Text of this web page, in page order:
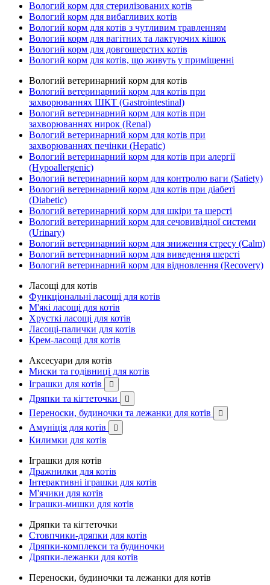
Вологий корм для стерилізованих котів
Вологий корм для вибагливих котів
Вологий корм для котів з чутливим травленням
Вологий корм для вагітних та лактуючих кішок
Вологий корм для довгошерстих котів
Вологий корм для котів, що живуть у приміщенні
Вологий ветеринарний корм для котів
Вологий ветеринарний корм для котів при
захворюваннях ШКТ (Gastrointestinal)
Вологий ветеринарний корм для котів при
захворюваннях нирок (Renal)
Вологий ветеринарний корм для котів при
захворюваннях печінки (Hepatic)
Вологий ветеринарний корм для котів при алергії
(Hypoallergenic)
Вологий ветеринарний корм для контролю ваги (Satiety)
Вологий ветеринарний корм для котів при діабеті
(Diabetic)
Вологий ветеринарний корм для шкіри та шерсті
Вологий ветеринарний корм для сечовивідної системи
(Urinary)
Вологий ветеринарний корм для зниження стресу (Calm)
Вологий ветеринарний корм для виведення шерсті
Вологий ветеринарний корм для відновлення (Recovery)
Ласощі для котів
Функціональні ласощі для котів
М'які ласощі для котів
Хрусткі ласощі для котів
Ласощі-палички для котів
Крем-ласощі для котів
Аксесуари для котів
Миски та годівниці для котів
Іграшки для котів

Дряпки та кігтеточки 
Переноски, будиночки та лежанки для котів 
Амуніція для котів 
Килимки для котів
Іграшки для котів
Дражнилки для котів
Інтерактивні іграшки для котів
М'ячики для котів
Іграшки-мишки для котів
Дряпки та кігтеточки
Стовпчики-дряпки для котів
Дряпки-комплекси та будиночки
Дряпки-лежанки для котів
Переноски, будиночки та лежанки для котів